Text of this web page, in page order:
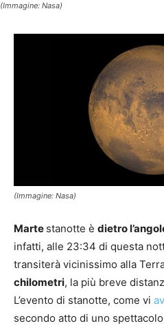
(Immagine: Nasa)
(Immagine: Nasa)
Marte stanotte è dietro
infatti, alle 23:34 di questa
transiterà vicinissimo alla
chilometri, la più breve
L’evento di stanotte, come vi
secondo atto di uno